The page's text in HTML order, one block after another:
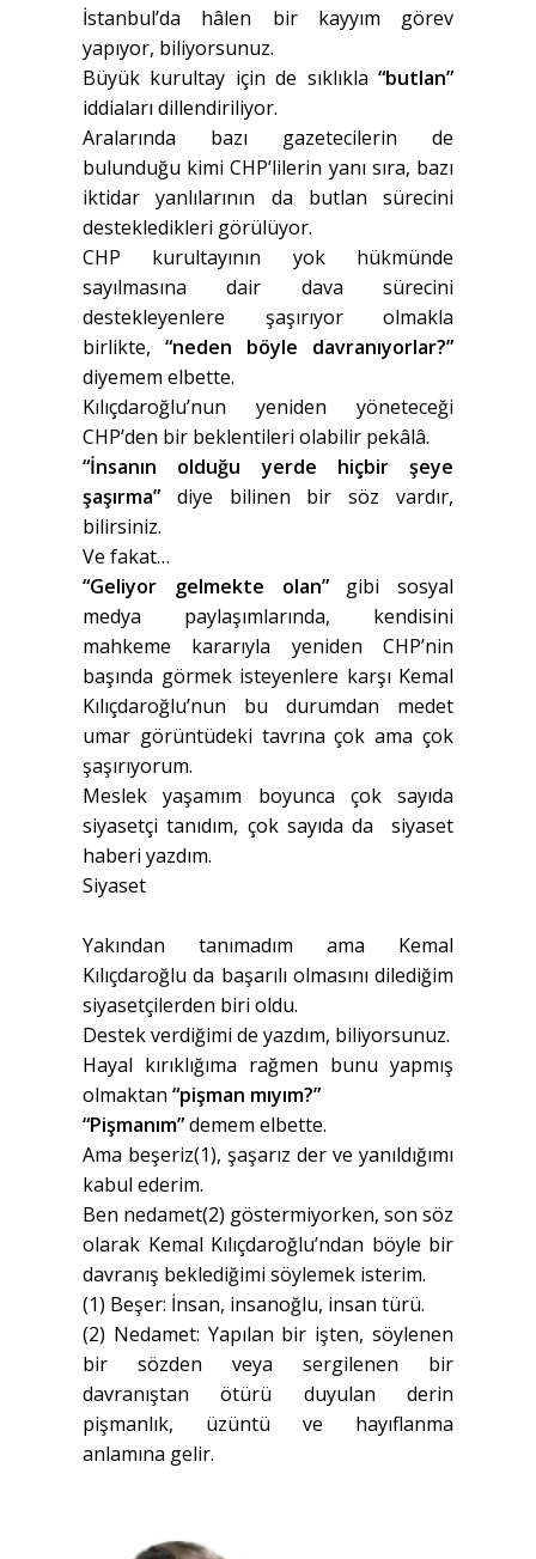
İstanbul’da hâlen bir kayyım görev
yapıyor, biliyorsunuz.
Büyük kurultay için de sıklıkla “butlan”
iddiaları dillendiriliyor.
Aralarında bazı gazetecilerin de
bulunduğu kimi CHP’lilerin yanı sıra, bazı
iktidar yanlılarının da butlan sürecini
destekledikleri görülüyor.
CHP kurultayının yok hükmünde
sayılmasına dair dava sürecini
destekleyenlere şaşırıyor olmakla
birlikte, “neden böyle davranıyorlar?”
diyemem elbette.
Kılıçdaroğlu’nun yeniden yöneteceği
CHP’den bir beklentileri olabilir pekâlâ.
“İnsanın olduğu yerde hiçbir şeye
şaşırma” diye bilinen bir söz vardır,
bilirsiniz.
Ve fakat…
“Geliyor gelmekte olan” gibi sosyal
medya paylaşımlarında, kendisini
mahkeme kararıyla yeniden CHP’nin
başında görmek isteyenlere karşı Kemal
Kılıçdaroğlu’nun bu durumdan medet
umar görüntüdeki tavrına çok ama çok
şaşırıyorum.
Meslek yaşamım boyunca çok sayıda
siyasetçi tanıdım, çok sayıda da
siyaset
haberi yazdım.
Siyaset
Yakından tanımadım ama Kemal
Kılıçdaroğlu da başarılı olmasını dilediğim
siyasetçilerden biri oldu.
Destek verdiğimi de yazdım, biliyorsunuz.
Hayal kırıklığıma rağmen bunu yapmış
olmaktan “pişman mıyım?”
“Pişmanım”demem elbette.
Ama beşeriz(1), şaşarız der ve yanıldığımı
kabul ederim.
Ben nedamet(2) göstermiyorken, son söz
olarak Kemal Kılıçdaroğlu’ndan böyle bir
davranış beklediğimi söylemek isterim.
(1) Beşer: İnsan, insanoğlu, insan türü.
(2) Nedamet: Yapılan bir işten, söylenen
bir sözden veya sergilenen bir
davranıştan ötürü duyulan derin
pişmanlık, üzüntü ve hayıflanma
anlamına gelir.